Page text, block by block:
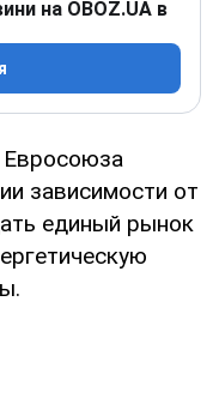
на OBOZ.UA в
Евросоюза
зависимости от
единый рынок